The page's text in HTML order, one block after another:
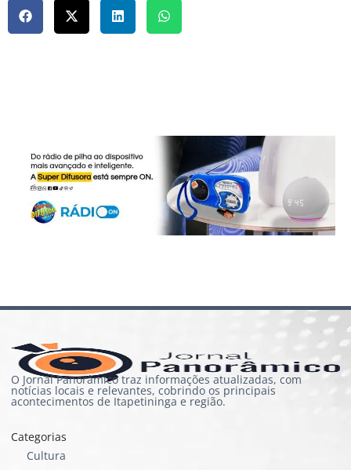
O Jornal Panorâmico traz informações atualizadas, com
notícias locais e relevantes, cobrindo os principais
acontecimentos de Itapetininga e região.
Categorias
Cultura